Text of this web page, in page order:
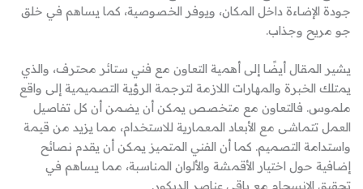
جودة الإضاءة داخل المكان، ويوفر الخصوصية، كما يساهم في خلق
جو مريح وجذاب.
يشير المقال أيضًا إلى أهمية التعاون مع فني ستائر محترف، والذي
يمتلك الخبرة والمهارات اللازمة لترجمة الرؤية التصميمية إلى واقع
ملموس. فالتعاون مع متخصص يمكن أن يضمن أن كل تفاصيل
العمل تتماشى مع الأبعاد المعمارية للاستخدام، مما يزيد من قيمة
واستدامة التصميم. كما أن الفني المتميز يمكن أن يقدم نصائح
إضافية حول اختيار الأقمشة والألوان المناسبة، مما يساهم في
تحقيق الانسجام مع باقي عناصر الديكور.